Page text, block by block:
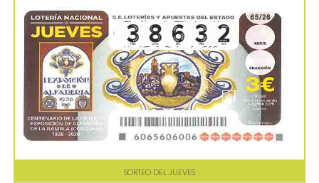
SORTEO DEL JUEVES